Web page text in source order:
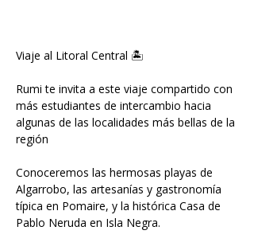
Viaje al Litoral Central 🏝️
Rumi te invita a este viaje compartido con
más estudiantes de intercambio hacia
algunas de las localidades más bellas de la
región
Conoceremos las hermosas playas de
Algarrobo, las artesanías y gastronomía
típica en Pomaire, y la histórica Casa de
Pablo Neruda en Isla Negra.